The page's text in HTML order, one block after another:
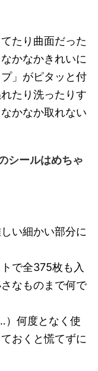
たり曲面だった
かなかきれいに
」がピタッと付
たり洗ったりす
かなか取れない
シールはめちゃ
い細かい部分に
で全375枚も入
なものまで何で
）何度となく使
おくと慌てずに